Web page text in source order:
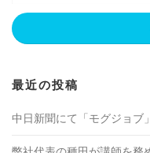
最近の投稿
中日新聞にて「モグジョブ